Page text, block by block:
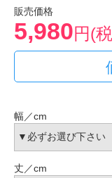
販売価格
5,980円(
幅／cm
丈／cm